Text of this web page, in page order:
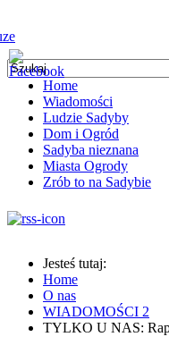
Home
Wiadomości
Ludzie Sadyby
Dom i Ogród
Sadyba nieznana
Miasta Ogrody
Zrób to na Sadybie
Jesteś tutaj:
Home
O nas
WIADOMOŚCI 2
TYLKO U NAS: